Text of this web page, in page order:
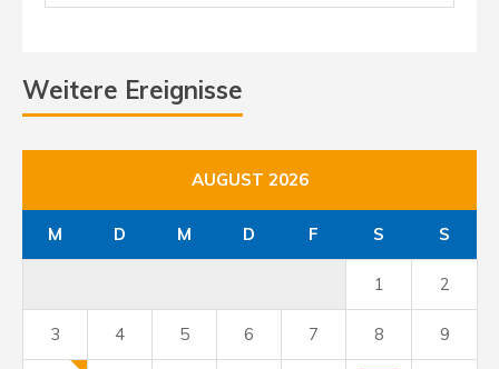
Weitere Ereignisse
AUGUST 2026
M D M D F S S
1 2
3 4 5 6 7 8 9